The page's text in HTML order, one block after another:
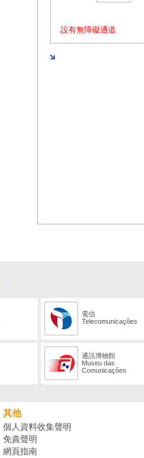
設有無障礙通道
電信
Telecomunicações
通訊博物館
Museu das
Comunicações
其他
個人資料收集聲明
免責聲明
網頁指南